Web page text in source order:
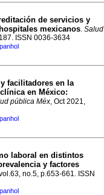
de servicios y
mexicanos. Salud
ISSN 0036-3634
y facilitadores en la
en México:
pública Méx, Oct 2021,
laboral en distintos
y factores
no.5, p.653-661. ISSN